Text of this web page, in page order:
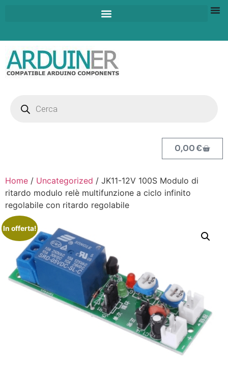
0,00€
Home / Uncategorized / JK11-12V 100S Modulo di
ritardo modulo relè multifunzione a ciclo infinito
regolabile con ritardo regolabile
In offerta!